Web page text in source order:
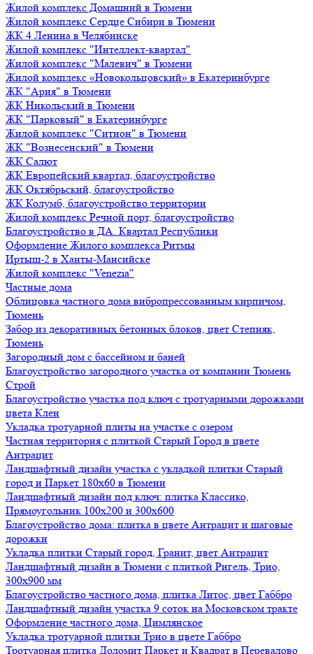
Жилой комплекс Домашний в Тюмени
Жилой комплекс Сердце Сибири в Тюмени
ЖК 4 Ленина в Челябинске
Жилой комплекс "Интеллект-квартал"
Жилой комплекс "Малевич" в Тюмени
Жилой комплекс «Новокольцовский» в Екатеринбурге
ЖК "Ария" в Тюмени
ЖК Никольский в Тюмени
ЖК "Парковый" в Екатеринбурге
Жилой комплекс "Ситион" в Тюмени
ЖК "Вознесенский" в Тюмени
ЖК Салют
ЖК Европейский квартал, благоустройство
ЖК Октябрьский, благоустройство
ЖК Колумб, благоустройство территории
Жилой комплекс Речной порт, благоустройство
Благоустройство в ДА. Квартал Республики
Оформление Жилого комплекса Ритмы
Иртыш-2 в Ханты-Мансийске
Жилой комплекс "Venezia"
Частные дома
Облицовка частного дома вибропрессованным кирпичом,
Тюмень
Забор из декоративных бетонных блоков, цвет Степняк,
Тюмень
Загородный дом с бассейном и баней
Благоустройство загородного участка от компании Тюмень
Строй
Благоустройство участка под ключ с тротуарными дорожками
цвета Клен
Укладка тротуарной плиты на участке с озером
Частная территория с плиткой Старый Город в цвете
Антрацит
Ландшафтный дизайн участка с укладкой плитки Старый
город и Паркет 180х60 в Тюмени
Ландшафтный дизайн под ключ: плитка Классико,
Прямоугольник 100х200 и 300х600
Благоустройство дома: плитка в цвете Антрацит и шаговые
дорожки
Укладка плитки Старый город, Гранит, цвет Антрацит
Ландшафтный дизайн в Тюмени с плиткой Ригель, Трио,
300х900 мм
Благоустройство частного дома, плитка Литос, цвет Габбро
Ландшафтный дизайн участка 9 соток на Московском тракте
Оформление частного дома, Цимлянское
Укладка тротуарной плитки Трио в цвете Габбро
Тротуарная плитка Доломит Паркет и Квадрат в Перевалово